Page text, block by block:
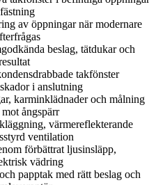
av öppningar när modernare
beslag, tätdukar och
takfönster
i anslutning
karminklädnader och målning
ångspärr
värmereflekterande
ventilation
förbättrat ljusinsläpp,
vädring
papptak med rätt beslag och